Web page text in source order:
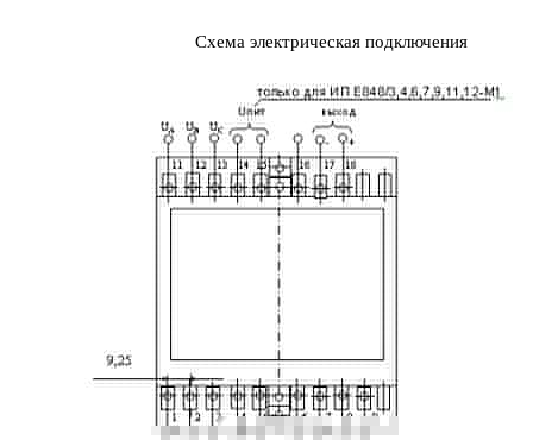
Схема электрическая подключения